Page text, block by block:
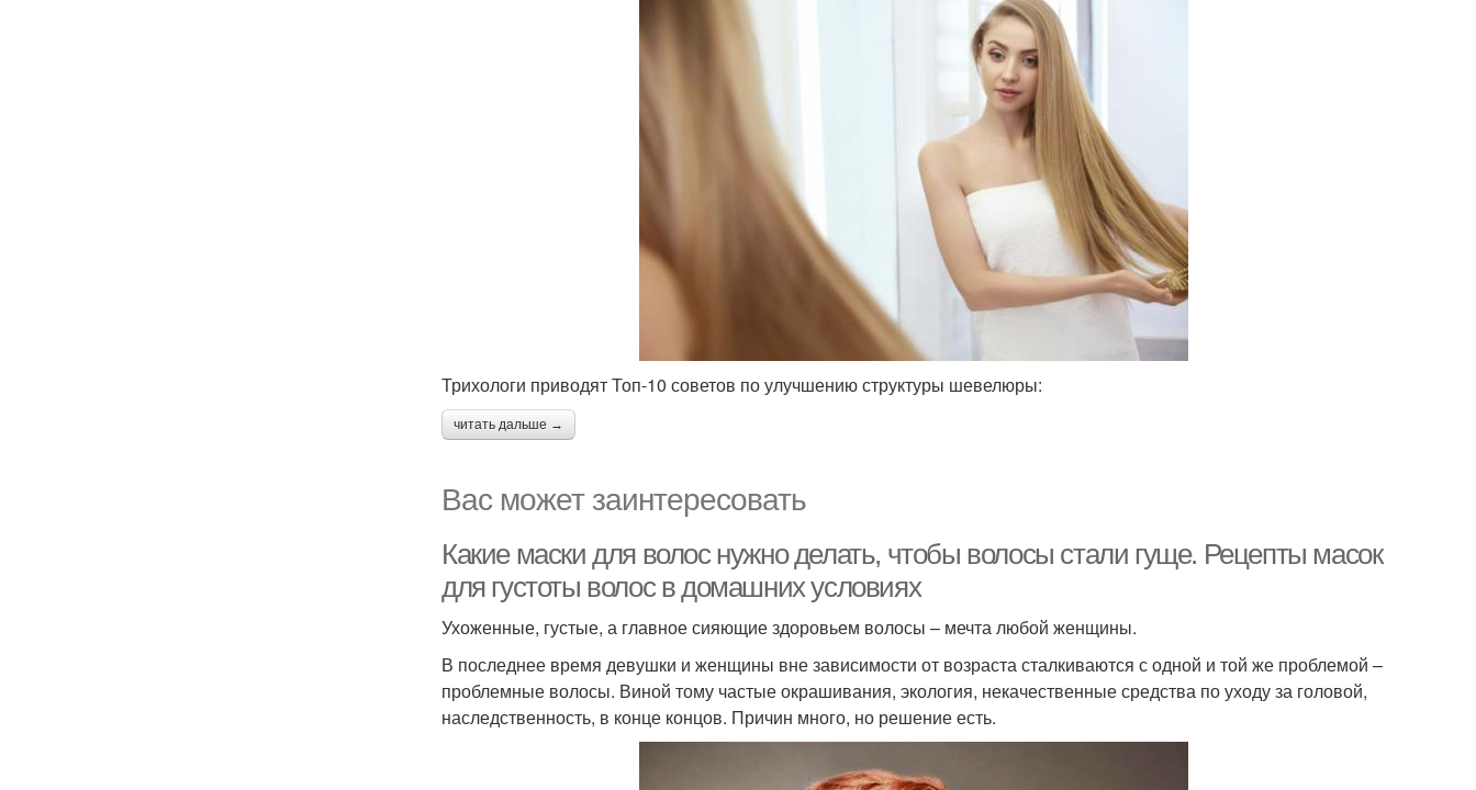
Трихологи приводят Топ-10 советов по улучшению структуры шевелюры:
читать дальше →
Вас может заинтересовать
Какие маски для волос нужно делать, чтобы волосы стали гуще. Рецепты масок
для густоты волос в домашних условиях
Ухоженные, густые, а главное сияющие здоровьем волосы – мечта любой женщины.
В последнее время девушки и женщины вне зависимости от возраста сталкиваются с одной и той же проблемой –
проблемные волосы. Виной тому частые окрашивания, экология, некачественные средства по уходу за головой,
наследственность, в конце концов. Причин много, но решение есть.